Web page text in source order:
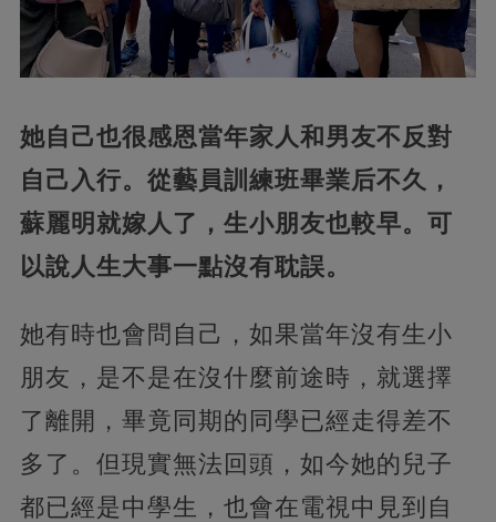
她自己也很感恩當年家人和男友不反對
自己入行。從藝員訓練班畢業后不久，
蘇麗明就嫁人了，生小朋友也較早。可
以說人生大事一點沒有耽誤。
她有時也會問自己，如果當年沒有生小
朋友，是不是在沒什麼前途時，就選擇
了離開，畢竟同期的同學已經走得差不
多了。但現實無法回頭，如今她的兒子
都已經是中學生，也會在電視中見到自